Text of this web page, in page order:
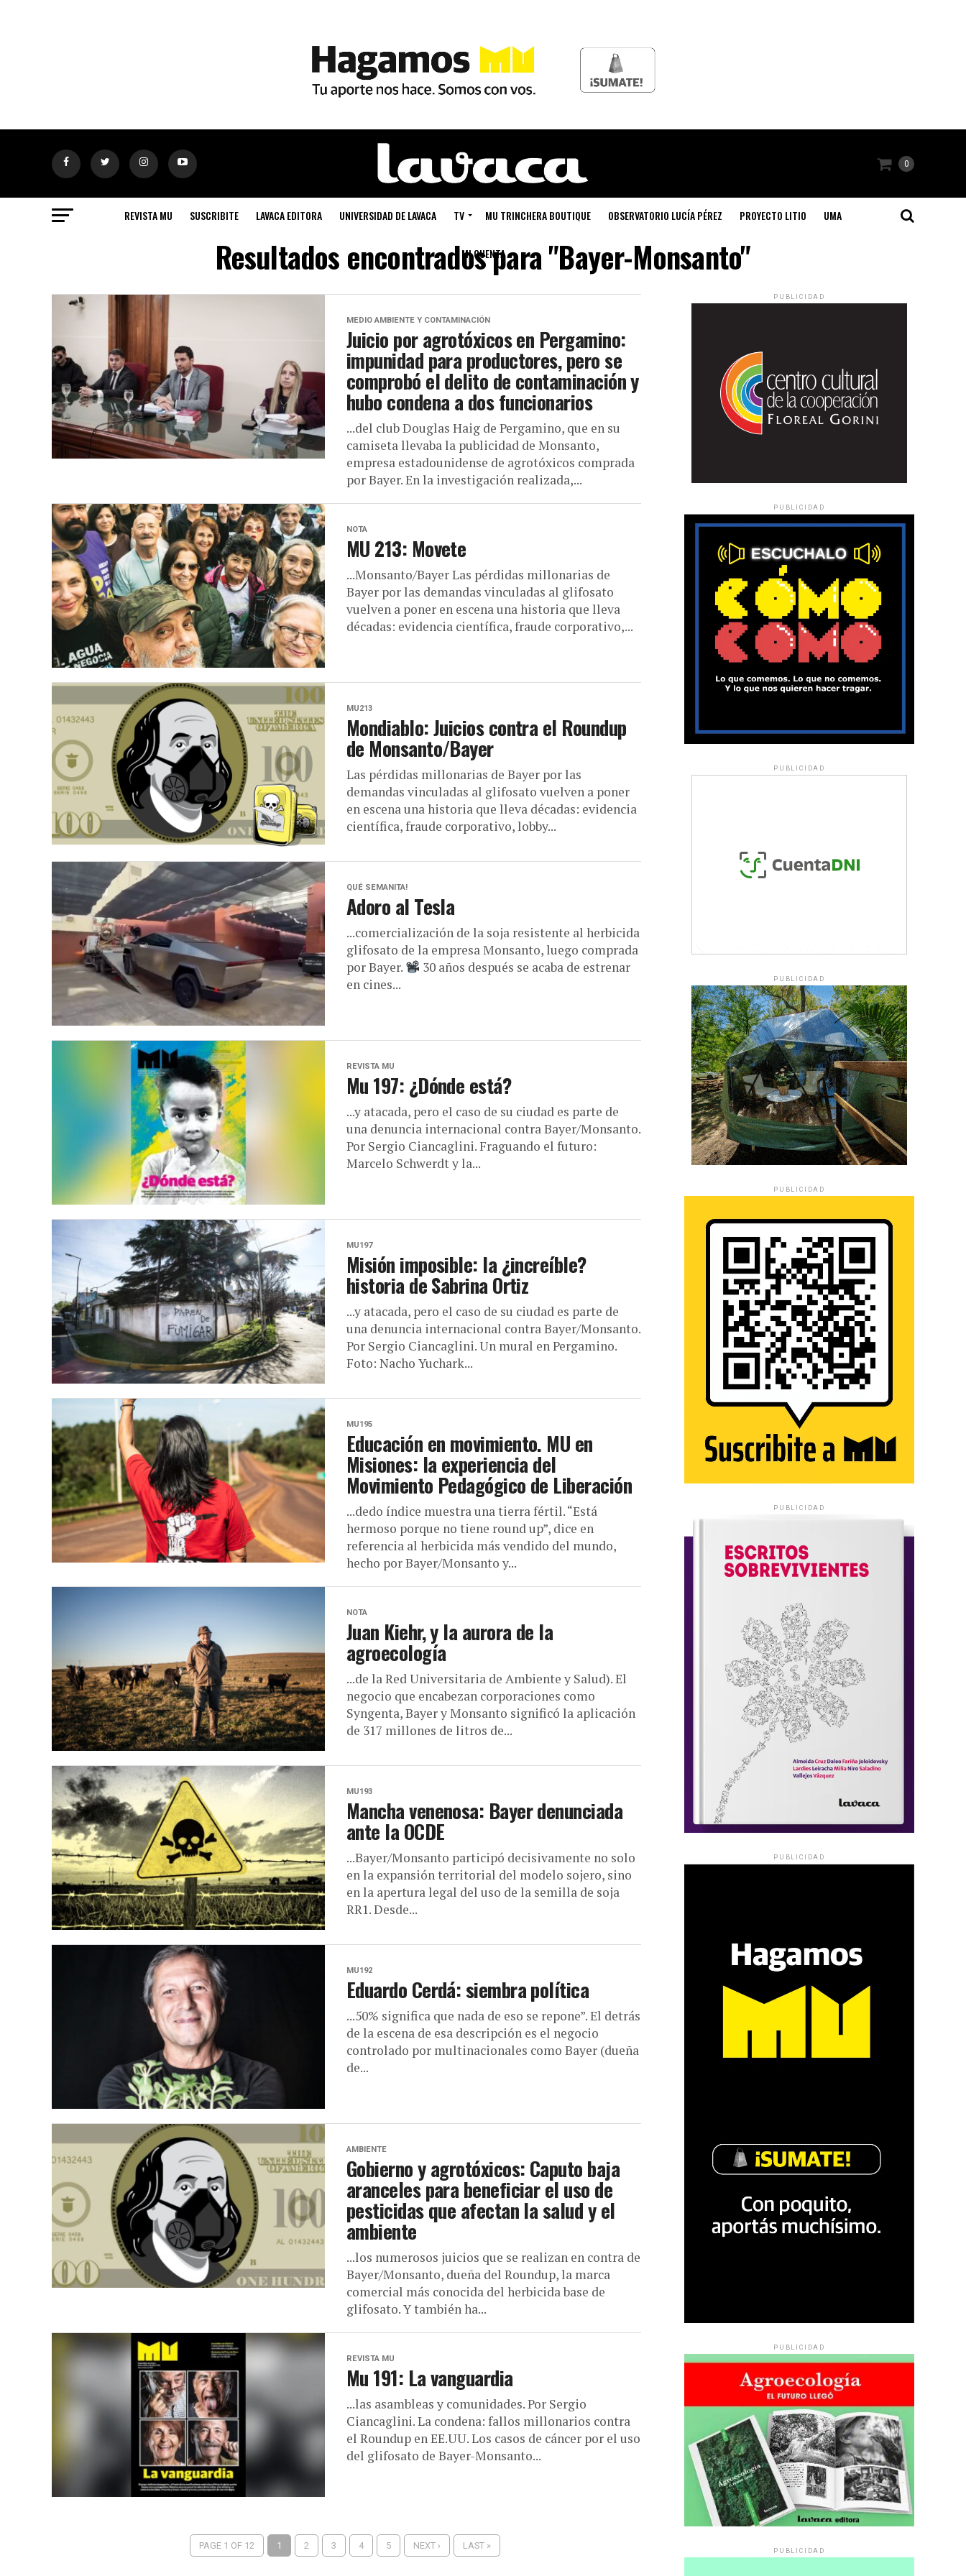
0
REVISTA MU SUSCRIBITE LAVACA EDITORA UNIVERSIDAD DE LAVACA TV MU TRINCHERA BOUTIQUE OBSERVATORIO LUCÍA PÉREZ PROYECTO LITIO UMA
MI CUENTA
Resultados encontrados para "Bayer-Monsanto"
MEDIO AMBIENTE Y CONTAMINACIÓN
Juicio por agrotóxicos en Pergamino:
impunidad para productores, pero se
comprobó el delito de contaminación y
hubo condena a dos funcionarios
...del club Douglas Haig de Pergamino, que en su
camiseta llevaba la publicidad de Monsanto,
empresa estadounidense de agrotóxicos comprada
por Bayer. En la investigación realizada,...
NOTA
MU 213: Movete
...Monsanto/Bayer Las pérdidas millonarias de
Bayer por las demandas vinculadas al glifosato
vuelven a poner en escena una historia que lleva
décadas: evidencia científica, fraude corporativo,...
MU213
Mondiablo: Juicios contra el Roundup
de Monsanto/Bayer
Las pérdidas millonarias de Bayer por las
demandas vinculadas al glifosato vuelven a poner
en escena una historia que lleva décadas: evidencia
científica, fraude corporativo, lobby...
QUÉ SEMANITA!
Adoro al Tesla
...comercialización de la soja resistente al herbicida
glifosato de la empresa Monsanto, luego comprada
por Bayer.
30 años después se acaba de estrenar
en cines...
REVISTA MU
Mu 197: ¿Dónde está?
...y atacada, pero el caso de su ciudad es parte de
una denuncia internacional contra Bayer/Monsanto.
Por Sergio Ciancaglini. Fraguando el futuro:
Marcelo Schwerdt y la...
MU197
Misión imposible: la ¿increíble?
historia de Sabrina Ortiz
...y atacada, pero el caso de su ciudad es parte de
una denuncia internacional contra Bayer/Monsanto.
Por Sergio Ciancaglini. Un mural en Pergamino.
Foto: Nacho Yuchark...
MU195
Educación en movimiento. MU en
Misiones: la experiencia del
Movimiento Pedagógico de Liberación
...dedo índice muestra una tierra fértil. “Está
hermoso porque no tiene round up”, dice en
referencia al herbicida más vendido del mundo,
hecho por Bayer/Monsanto y...
NOTA
Juan Kiehr, y la aurora de la
agroecología
...de la Red Universitaria de Ambiente y Salud). El
negocio que encabezan corporaciones como
Syngenta, Bayer y Monsanto significó la aplicación
de 317 millones de litros de...
MU193
Mancha venenosa: Bayer denunciada
ante la OCDE
...Bayer/Monsanto participó decisivamente no solo
en la expansión territorial del modelo sojero, sino
en la apertura legal del uso de la semilla de soja
RR1. Desde...
MU192
Eduardo Cerdá: siembra política
...50% significa que nada de eso se repone”. El detrás
de la escena de esa descripción es el negocio
controlado por multinacionales como Bayer (dueña
de...
AMBIENTE
Gobierno y agrotóxicos: Caputo baja
aranceles para beneficiar el uso de
pesticidas que afectan la salud y el
ambiente
...los numerosos juicios que se realizan en contra de
Bayer/Monsanto, dueña del Roundup, la marca
comercial más conocida del herbicida base de
glifosato. Y también ha...
REVISTA MU
Mu 191: La vanguardia
...las asambleas y comunidades. Por Sergio
Ciancaglini. La condena: fallos millonarios contra
el Roundup en EE.UU. Los casos de cáncer por el uso
del glifosato de Bayer-Monsanto...
PAGE 1 OF 12 1 2 3 4 5 NEXT › LAST »
PUBLICIDAD
PUBLICIDAD
PUBLICIDAD
PUBLICIDAD
PUBLICIDAD
PUBLICIDAD
PUBLICIDAD
PUBLICIDAD
PUBLICIDAD